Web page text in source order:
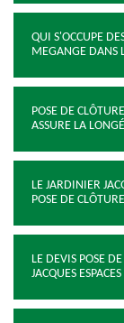
QUI S'OCCUPE
MEGANGE DANS
POSE DE
ASSURE LA
LE JARDINIER
POSE DE
LE DEVIS POSE
JACQUES